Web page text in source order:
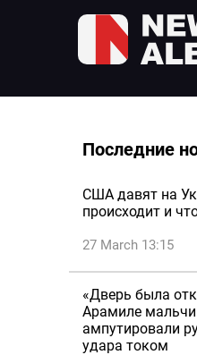
Последние
США давят на
происходит и
27 March 13:15
«Дверь была
Арамиле
ампутировали
удара током